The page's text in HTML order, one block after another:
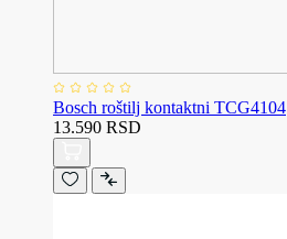
Bosch roštilj kontaktni TCG4104
13.590 RSD